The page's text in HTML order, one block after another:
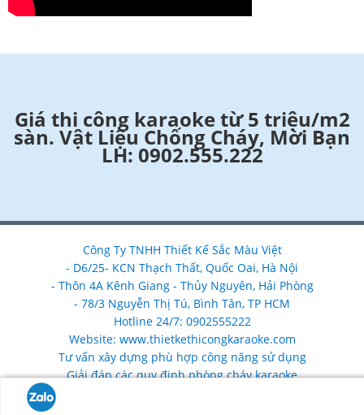
Giá thi công karaoke từ 5 triệu/m2
sàn. Vật Liệu Chống Cháy, Mời Bạn
LH: 0902.555.222
Công Ty TNHH Thiết Kế Sắc Màu Việt
- D6/25- KCN Thạch Thất, Quốc Oai, Hà Nội
- Thôn 4A Kênh Giang - Thủy Nguyên, Hải Phòng
- 78/3 Nguyễn Thị Tú, Bình Tân, TP HCM
Hotline 24/7: 0902555222
Website: www.thietkethicongkaraoke.com
Tư vấn xây dựng phù hợp công năng sử dụng
Giải đáp các quy định phòng cháy karaoke
Nhận làm mới, nâng cấp, sửa chữa cải tạo phòng karaoke